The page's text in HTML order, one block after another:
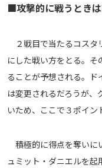
■攻撃的に戦うとき
２戦目で当たるコスタ
にした戦い方をとる。
ることが予想される。ド
は変更されるだろうが、
いため、ここで３ポイン
積極的に得点を奪いに
ュミット・ダニエルを起